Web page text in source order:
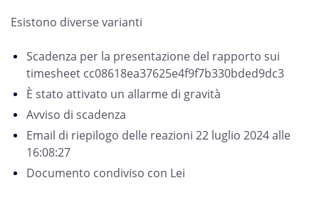
Esistono diverse varianti
Scadenza per la presentazione del rapporto sui
timesheet cc08618ea37625e4f9f7b330bded9dc3
È stato attivato un allarme di gravità
Avviso di scadenza
Email di riepilogo delle reazioni 22 luglio 2024 alle
16:08:27
Documento condiviso con Lei